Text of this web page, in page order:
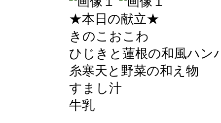
★本日の献立★
きのこおこわ
ひじきと蓮根の和風ハン
糸寒天と野菜の和え物
すまし汁
牛乳